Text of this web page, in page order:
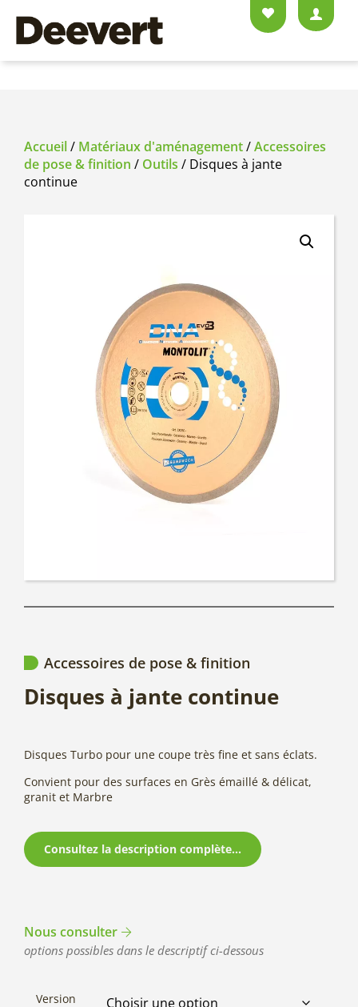
Accueil/ Matériaux d'aménagement/Accessoires
de pose & finition / Outils / Disques à jante
continue
Accessoires de pose & finition
Disques à jante continue
Disques Turbo pour une coupe très fine et sans éclats.
Convient pour des surfaces en Grès émaillé & délicat,
granit et Marbre
Consultez la description complète...
Nous consulter
options possibles dans le descriptif ci-dessous
Version